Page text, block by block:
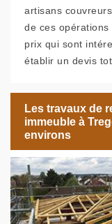
artisans
de ces
prix qui sont
établir un devis
Les travaux de
immeuble à
environs